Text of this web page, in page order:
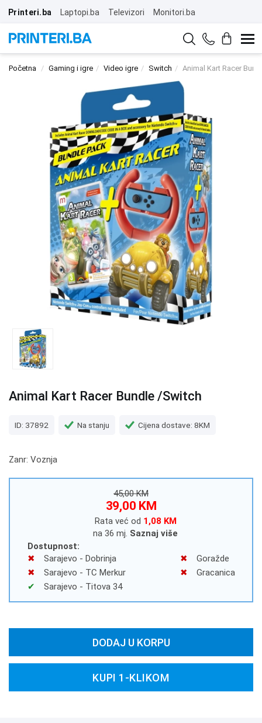
Printeri.ba Laptopi.ba Televizori Monitori.ba
Početna Gaming i igre Video igre Switch Animal Kart Racer
Animal Kart Racer Bundle /Switch
ID: 37892 Na stanju Cijena dostave: 8KM
Zanr: Voznja
45,00 KM
39,00 KM
Rata već od 1,08 KM
na 36 mj. Saznaj više
Dostupnost:
Sarajevo - Dobrinja
Sarajevo - TC Merkur
Sarajevo - Titova 34
Goražde
Gracanica
DODAJ U KORPU
KUPI 1-KLIKOM